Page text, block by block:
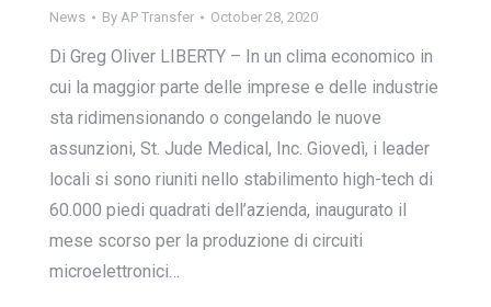
News By AP Transfer October 28, 2020
Di Greg Oliver LIBERTY – In un clima economico in
cui la maggior parte delle imprese e delle industrie
sta ridimensionando o congelando le nuove
assunzioni, St. Jude Medical, Inc. Giovedì, i leader
locali si sono riuniti nello stabilimento high-tech di
60.000 piedi quadrati dell’azienda, inaugurato il
mese scorso per la produzione di circuiti
microelettronici…